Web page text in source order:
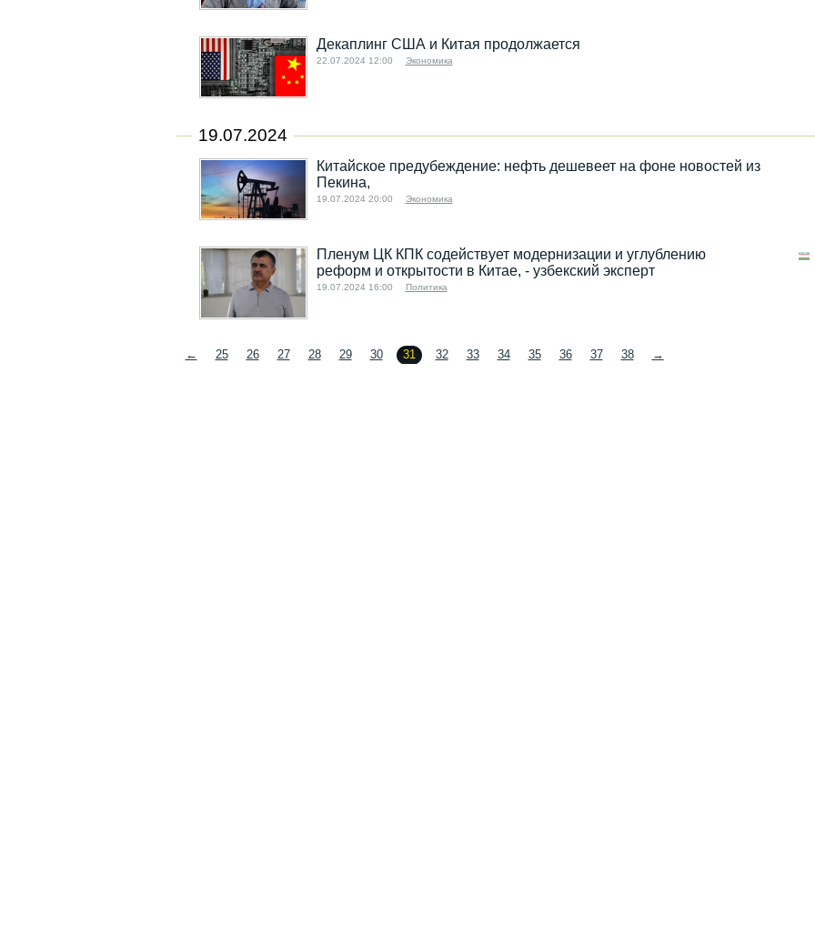
Декаплинг США и Китая продолжается
22.07.2024 12:00 Экономика
19.07.2024
Китайское предубеждение: нефть дешевеет на фоне новостей из
Пекина,
19.07.2024 20:00 Экономика
Пленум ЦК КПК содействует модернизации и углублению
реформ и открытости в Китае, - узбекский эксперт
19.07.2024 16:00 Политика
← 25 26 27 28 29 30 31 32 33 34 35 36 37 38 →